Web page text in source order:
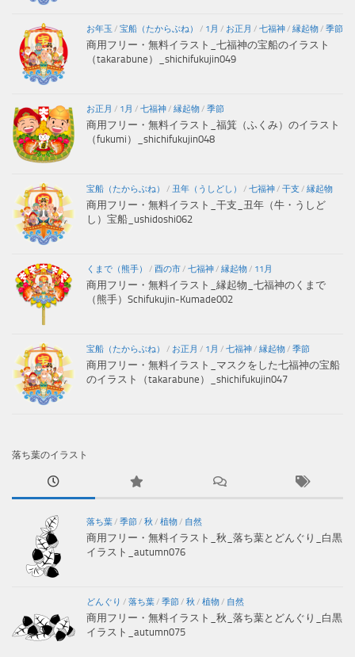
お年玉 / 宝船（たからぶね） / 1月 / お正月 / 七福神/ 縁起物/ 季節
商用フリー・無料イラスト_七福神の宝船のイラスト
（takarabune）_shichifukujin049
お正月 / 1月 / 七福神/ 縁起物/ 季節
商用フリー・無料イラスト_福箕（ふくみ）のイラスト
（fukumi）_shichifukujin048
宝船（たからぶね） / 丑年（うしどし） / 七福神/ 干支 / 縁起物
商用フリー・無料イラスト_干支_丑年（牛・うしど
し）宝船_ushidoshi062
くまで（熊手） / 酉の市/ 七福神/ 縁起物/ 11月
商用フリー・無料イラスト_縁起物_七福神のくまで
（熊手）Schifukujin-Kumade002
宝船（たからぶね） / お正月 / 1月 / 七福神/ 縁起物/ 季節
商用フリー・無料イラスト_マスクをした七福神の宝船
のイラスト（takarabune）_shichifukujin047
落ち葉のイラスト
落ち葉/ 季節/ 秋 / 植物/ 自然
商用フリー・無料イラスト_秋_落ち葉とどんぐり_白黒
イラスト_autumn076
どんぐり / 落ち葉/ 季節/ 秋 / 植物/ 自然
商用フリー・無料イラスト_秋_落ち葉とどんぐり_白黒
イラスト_autumn075